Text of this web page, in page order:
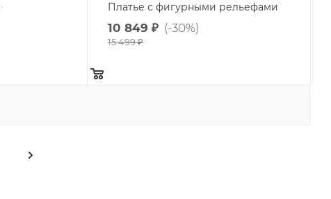
Платье с фигурными рельефами
10 849 ₽ (-30%)
15 499₽